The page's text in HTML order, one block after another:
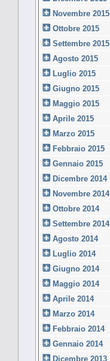
Novembre 2015
Ottobre 2015
Settembre 2015
Agosto 2015
Luglio 2015
Giugno 2015
Maggio 2015
Aprile 2015
Marzo 2015
Febbraio 2015
Gennaio 2015
Dicembre 2014
Novembre 2014
Ottobre 2014
Settembre 2014
Agosto 2014
Luglio 2014
Giugno 2014
Maggio 2014
Aprile 2014
Marzo 2014
Febbraio 2014
Gennaio 2014
Dicembre 2013